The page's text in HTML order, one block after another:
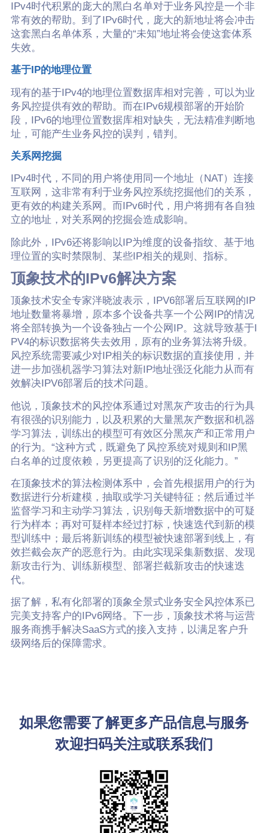
IPv4时代积累的庞大的黑白名单对于业务风控是一个非
常有效的帮助。到了IPv6时代，庞大的新地址将会冲击
这套黑白名单体系，大量的“未知”地址将会使这套体系
失效。
基于IP的地理位置
现有的基于IPv4的地理位置数据库相对完善，可以为业
务风控提供有效的帮助。而在IPv6规模部署的开始阶
段，IPv6的地理位置数据库相对缺失，无法精准判断地
址，可能产生业务风控的误判，错判。
关系网挖掘
IPv4时代，不同的用户将使用同一个地址（NAT）连接
互联网，这非常有利于业务风控系统挖掘他们的关系，
更有效的构建关系网。而IPv6时代，用户将拥有各自独
立的地址，对关系网的挖掘会造成影响。
除此外，IPv6还将影响以IP为维度的设备指纹、基于地
理位置的实时禁限制、某些IP相关的规则、指标。
顶象技术的IPv6解决方案
顶象技术安全专家泮晓波表示，IPV6部署后互联网的IP
地址数量将暴增，原本多个设备共享一个公网IP的情况
将全部转换为一个设备独占一个公网IP。这就导致基于I
PV4的标识数据将失去效用，原有的业务算法将升级。
风控系统需要减少对IP相关的标识数据的直接使用，并
进一步加强机器学习算法对新IP地址强泛化能力从而有
效解决IPV6部署后的技术问题。
他说，顶象技术的风控体系通过对黑灰产攻击的行为具
有很强的识别能力，以及积累的大量黑灰产数据和机器
学习算法，训练出的模型可有效区分黑灰产和正常用户
的行为。“这种方式，既避免了风控系统对规则和IP黑
白名单的过度依赖，另更提高了识别的泛化能力。”
在顶象技术的算法检测体系中，会首先根据用户的行为
数据进行分析建模，抽取或学习关键特征；然后通过半
监督学习和主动学习算法，识别每天新增数据中的可疑
行为样本；再对可疑样本经过打标，快速迭代到新的模
型训练中；最后将新训练的模型被快速部署到线上，有
效拦截会灰产的恶意行为。由此实现采集新数据、发现
新攻击行为、训练新模型、部署拦截新攻击的快速迭
代。
据了解，私有化部署的顶象全景式业务安全风控体系已
完美支持客户的IPv6网络。下一步，顶象技术将与运营
服务商携手解决SaaS方式的接入支持，以满足客户升
级网络后的保障需求。
如果您需要了解更多产品信息与服务
欢迎扫码关注或联系我们